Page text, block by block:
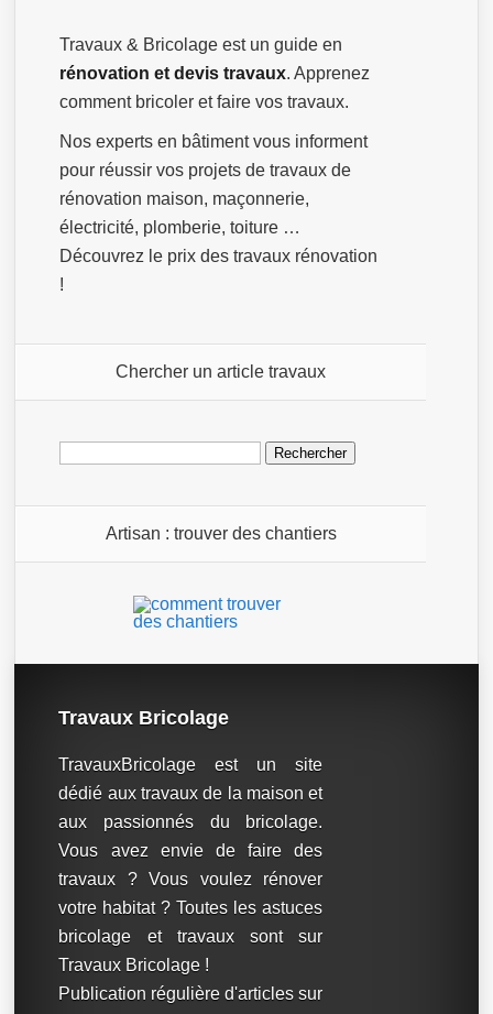
Travaux & Bricolage est un guide en
rénovation et devis travaux. Apprenez
comment bricoler et faire vos travaux.
Nos experts en bâtiment vous informent
pour réussir vos projets de travaux de
rénovation maison, maçonnerie,
électricité, plomberie, toiture …
Découvrez le prix des travaux rénovation
!
Chercher un article travaux
Rechercher :
Artisan : trouver des chantiers
Travaux Bricolage
TravauxBricolage est un site
dédié aux travaux de la maison et
aux passionnés du bricolage.
Vous avez envie de faire des
travaux ? Vous voulez rénover
votre habitat ? Toutes les astuces
bricolage et travaux sont sur
Travaux Bricolage !
Publication régulière d'articles sur